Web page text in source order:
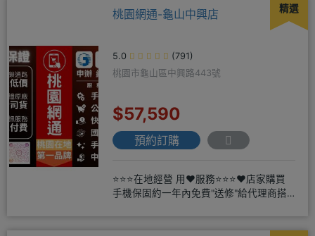
精選
桃園網通-龜山中興店
5.0
(791)
桃園市龜山區中興路443號
$57,590
預約訂購
⭐⭐⭐在地經營 用❤️服務⭐⭐⭐❤️店家購買
手機保固約一年內免費"送修"給代理商搭